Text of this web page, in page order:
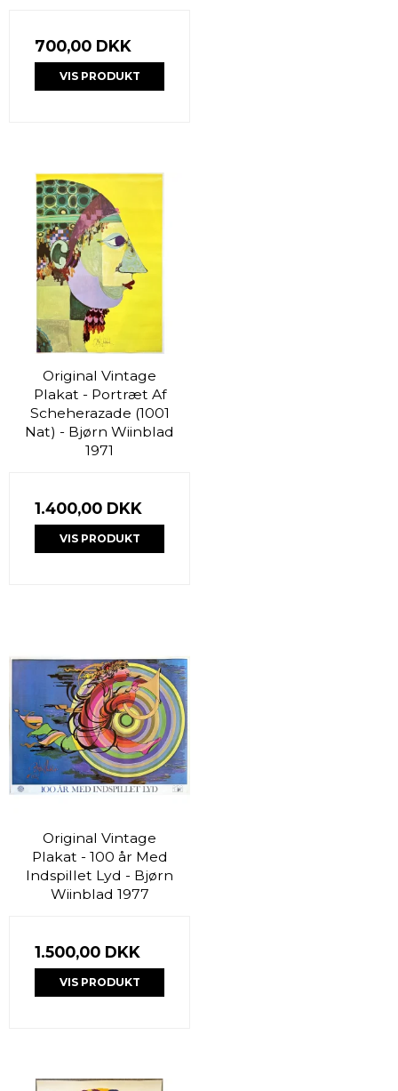
700,00 DKK
VIS PRODUKT
Original Vintage
Plakat - Portræt Af
Scheherazade (1001
Nat) - Bjørn Wiinblad
1971
1.400,00 DKK
VIS PRODUKT
Original Vintage
Plakat - 100 år Med
Indspillet Lyd - Bjørn
Wiinblad 1977
1.500,00 DKK
VIS PRODUKT